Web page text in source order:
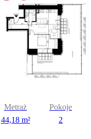
Metraż
44,18 m²
Pokoje
2